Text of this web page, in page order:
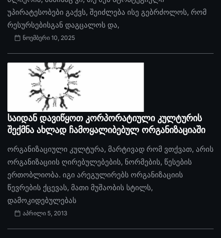
უპირატესობები გაქვს, შეიძლება ისე გებრძოლოს, რომ
რესურსებისგან დაგცალოს და,
ნოემბერი 10, 2025
საიდან დავიწყოთ კორპორატიული კულტურის
შექმნა ახლად ჩამოყალიბებულ ორგანიზაციაში
ორგანიზაციული კულტურა, მარტივად რომ ვთქვათ, არის
ორგანიზაციის ღირებულებების, ნორმების, წესების
ერთობლიობა. იგი არეგულირებს ორგანიზაციის
წევრების ქცევას, მათი მუშაობის სტილს,
დამოკიდებულებას
აპრილი 5, 2013